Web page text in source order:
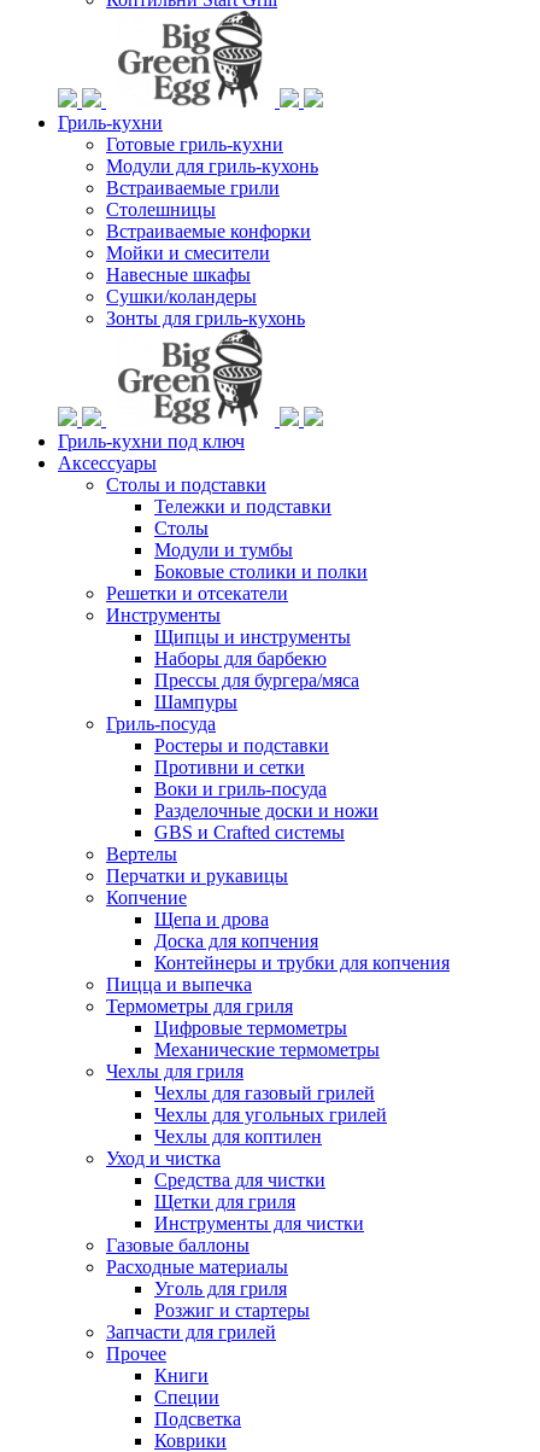
Гриль-кухни
Готовые гриль-кухни
Модули для гриль-кухонь
Встраиваемые грили
Столешницы
Встраиваемые конфорки
Мойки и смесители
Навесные шкафы
Сушки/коландеры
Зонты для гриль-кухонь
Гриль-кухни под ключ
Аксессуары
Столы и подставки
Тележки и подставки
Столы
Модули и тумбы
Боковые столики и полки
Решетки и отсекатели
Инструменты
Щипцы и инструменты
Наборы для барбекю
Прессы для бургера/мяса
Шампуры
Гриль-посуда
Ростеры и подставки
Противни и сетки
Воки и гриль-посуда
Разделочные доски и ножи
GBS и Crafted системы
Вертелы
Перчатки и рукавицы
Копчение
Щепа и дрова
Доска для копчения
Контейнеры и трубки для копчения
Пицца и выпечка
Термометры для гриля
Цифровые термометры
Механические термометры
Чехлы для гриля
Чехлы для газовый грилей
Чехлы для угольных грилей
Чехлы для коптилен
Уход и чистка
Средства для чистки
Щетки для гриля
Инструменты для чистки
Газовые баллоны
Расходные материалы
Уголь для гриля
Розжиг и стартеры
Запчасти для грилей
Прочее
Книги
Специи
Подсветка
Коврики